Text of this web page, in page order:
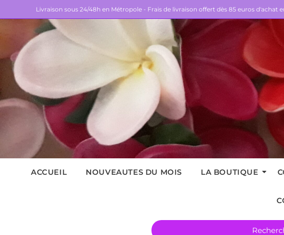
Livraison sous 24/48h en Métropole - Frais de livraison offert dès 85 euros d'achat
ACCUEIL NOUVEAUTES DU MOIS LA BOUTIQUE